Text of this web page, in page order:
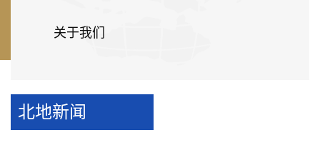
关于我们
北地新闻